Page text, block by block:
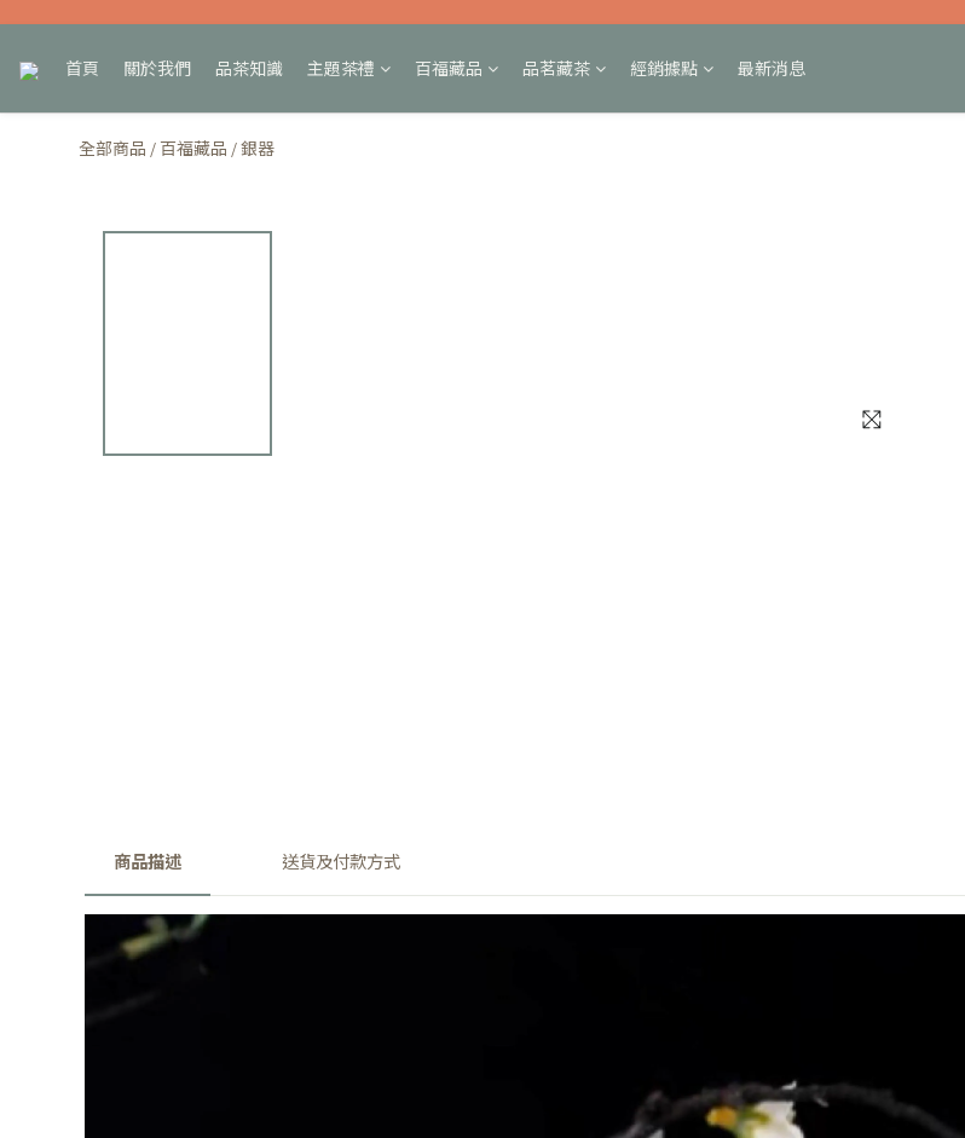
首頁 關於我們 品茶知識 主題茶禮 百福藏品 品茗藏茶 經銷據點 最新消息
全部商品 / 百福藏品 /銀器
商品描述 送貨及付款方式